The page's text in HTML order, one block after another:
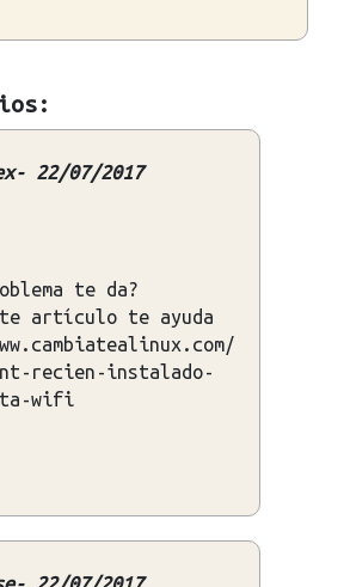
22/07/2017
te da?
artículo te ayuda
recien-instalado-
wifi